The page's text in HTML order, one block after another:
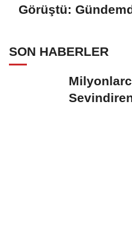
Görüştü:
SON HABERLER